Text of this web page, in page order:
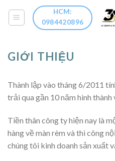
HCM:
0984420896
GIỚI THIỆU
Thành lập vào tháng 6/2011
trải qua gần 10 năm hình thành
Tiền thân công ty hiện nay là
hàng về màn rèm và thi công
chúng tôi kinh doanh sản xuất